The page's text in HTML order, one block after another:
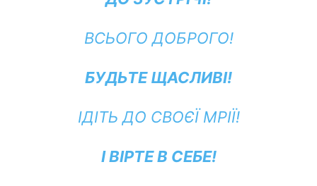
ВСЬОГО ДОБРОГО!
БУДЬТЕ ЩАСЛИВІ!
ІДІТЬ ДО СВОЄЇ МРІЇ!
І ВІРТЕ В СЕБЕ!